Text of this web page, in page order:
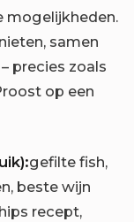
mogelijkheden.
samen
precies zoals
op een
gefilte fish,
beste wijn
recept,